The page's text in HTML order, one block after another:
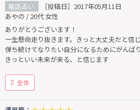
電話占い
［投稿日］2017年05月11日
あやの / 20代 女性
ありがとうございます！
一生懸命走り抜きます。きっと大丈夫だと信
保ち続けてなりたい自分になるためにがんばり
きっといい未来が来る、と信じます
全体